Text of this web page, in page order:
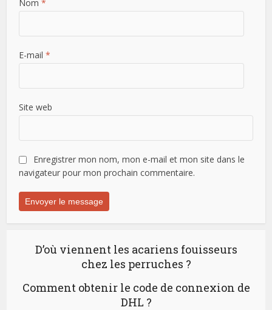
Nom*
E-mail*
Site web
Enregistrer mon nom, mon e-mail et mon site dans le
navigateur pour mon prochain commentaire.
D’où viennent les acariens fouisseurs
chez les perruches ?
Comment obtenir le code de connexion de
DHL ?